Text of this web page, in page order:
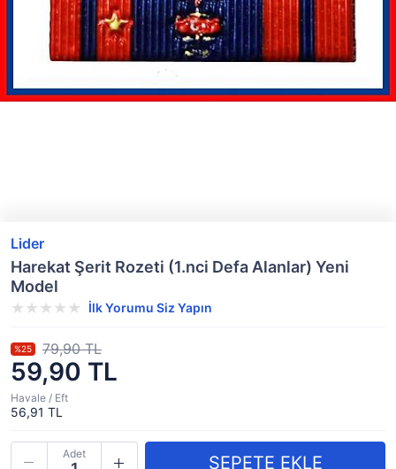
Lider
Harekat Şerit Rozeti (1.nci Defa Alanlar) Yeni
Model
İlk Yorumu Siz Yapın
59,90 TL
%25 79,90 TL
Havale / Eft
56,91 TL
Adet